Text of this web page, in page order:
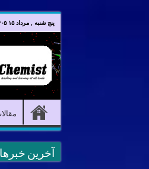
پنج شنبه , مرداد ۱۵ ۱۴۰۵
آخرین خبرها